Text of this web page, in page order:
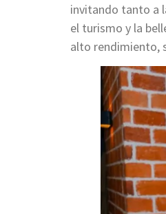
invitando tanto a
el turismo y la
alto rendimiento,